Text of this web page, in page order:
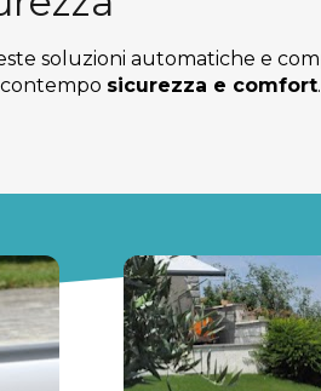
sicurezza e comfort.